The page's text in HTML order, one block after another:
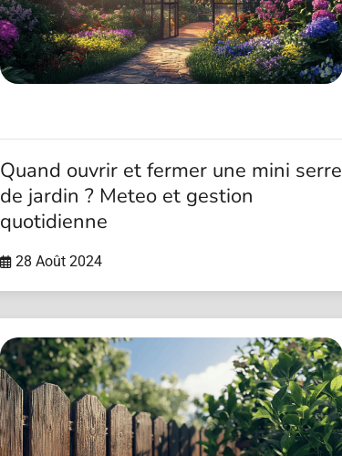
Quand ouvrir et fermer une mini serre
de jardin ? Meteo et gestion
quotidienne
28 Août 2024